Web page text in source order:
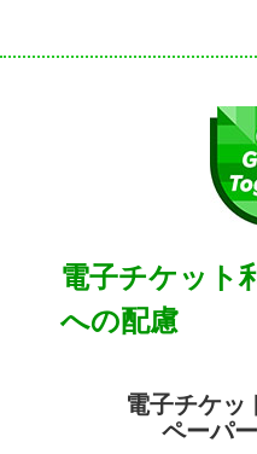
電子チケット
への配慮
電子チケッ
ペーパ